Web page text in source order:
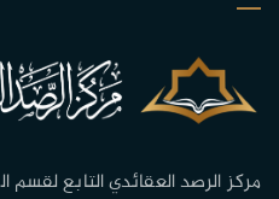
مركز الرصد العقائدي التابع لقسم